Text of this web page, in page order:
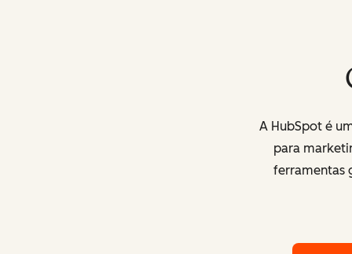
A HubSpot é
para
ferramentas